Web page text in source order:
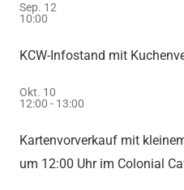
Sep. 12
10:00
KCW-Infostand mit
Okt. 10
12:00 - 13:00
Kartenvorverkauf mit
um 12:00 Uhr im Colonial